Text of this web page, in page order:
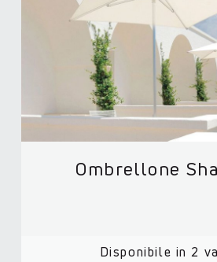
Ombrellone
Disponibile in 2